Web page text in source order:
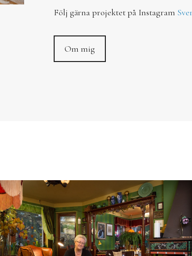
Följ gärna projektet på Instagram
Om mig